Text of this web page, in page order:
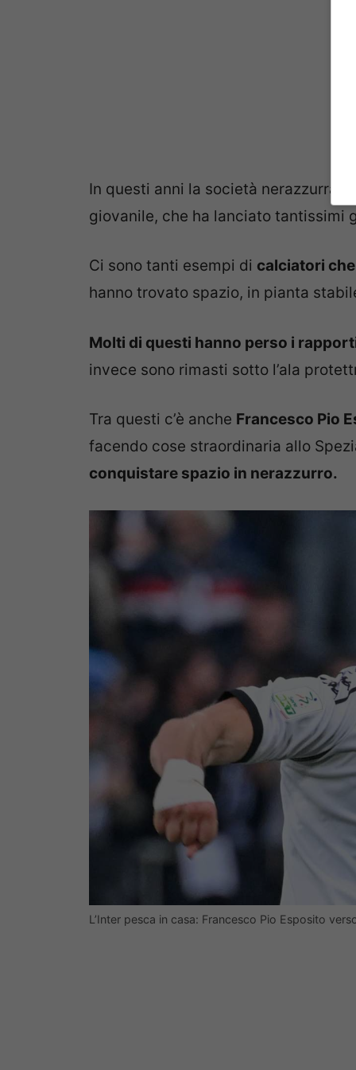
In questi anni la società nerazzurra
giovanile, che ha lanciato tantissimi
Ci sono tanti esempi di calciatori
hanno trovato spazio, in pianta
Molti di questi hanno perso i
invece sono rimasti sotto l’ala
Tra questi c’è anche Francesco Pio
facendo cose straordinaria allo
conquistare spazio in nerazzurro.
L’Inter pesca in casa: Francesco Pio Esposito